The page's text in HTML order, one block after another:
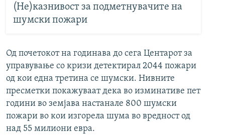
(Не)казнивост за подметнувачите на
шумски пожари
Од почетокот на годинава до сега Центарот за
управување со кризи детектирал 2044 пожари
од кои една третина се шумски. Нивните
пресметки покажуваат дека во изминативе пет
години во земјава настанале 800 шумски
пожари во кои изгорела шума во вредност од
над 55 милиони евра.